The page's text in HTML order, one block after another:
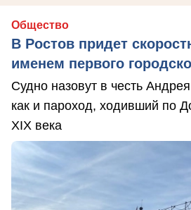
Общество
В Ростов придет
именем первого
Судно назовут в честь
как и пароход, ходивший по
XIX века